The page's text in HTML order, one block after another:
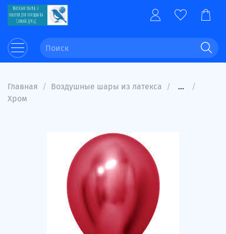
Главная Воздушные шары из латекса
...
Хром